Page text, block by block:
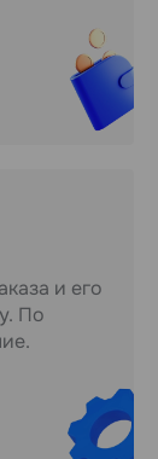
и его
По